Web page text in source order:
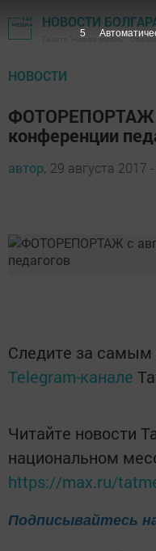
НОВОСТИ
Газета "Новая жизнь" -
НОВОСТИ
ФОТОРЕПОРТАЖ
конференции
автор, 29 августа 2017
Следите за
Telegram-канале
Читайте новости
национальном
https://max.ru/
Подписывайтесь
4